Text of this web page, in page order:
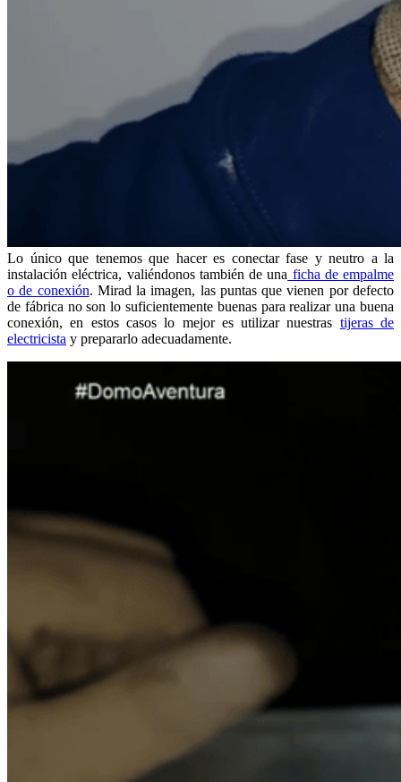
Lo único que tenemos que hacer es conectar fase y neutro a la
instalación eléctrica, valiéndonos también de una ficha de empalme
o de conexión. Mirad la imagen, las puntas que vienen por defecto
de fábrica no son lo suficientemente buenas para realizar una buena
conexión, en estos casos lo mejor es utilizar nuestras tijeras de
electricista y prepararlo adecuadamente.